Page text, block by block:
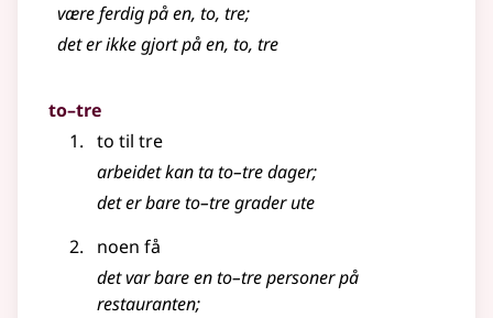
være ferdig på en, to, tre;
det er ikke gjort på en, to, tre
to–tre
to til tre
arbeidet kan ta to–tre dager;
det er bare to–tre grader ute
noen få
det var bare en to–tre personer på
restauranten;